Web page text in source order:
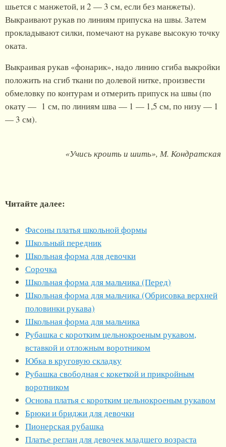
шьется с манжетой, и 2 — 3 см, если без манжеты).
Выкраивают рукав по линиям припуска на швы. Затем
прокладывают силки, помечают на рукаве высокую точку
оката.
Выкраивая рукав «фонарик», надо линию сгиба выкройки
положить на сгиб ткани по долевой нитке, произвести
обмеловку по контурам и отмерить припуск на швы (по
окату — 1 см, по линиям шва — 1 — 1,5 см, по низу — 1
— 3 см).
«Учись кроить и шить», М. Кондратская
Читайте далее:
Фасоны платья школьной формы
Школьный передник
Школьная форма для девочки
Сорочка
Школьная форма для мальчика (Перед)
Школьная форма для мальчика (Обрисовка верхней
половинки рукава)
Школьная форма для мальчика
Рубашка с коротким цельнокроеным рукавом,
вставкой и отложным воротником
Юбка в круговую складку
Рубашка свободная с кокеткой и прикройным
воротником
Основа платья с коротким цельнокроеным рукавом
Брюки и бриджи для девочки
Пионерская рубашка
Платье реглан для девочек младшего возраста